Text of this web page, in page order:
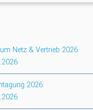
Netz & Vertrieb 2026
2026